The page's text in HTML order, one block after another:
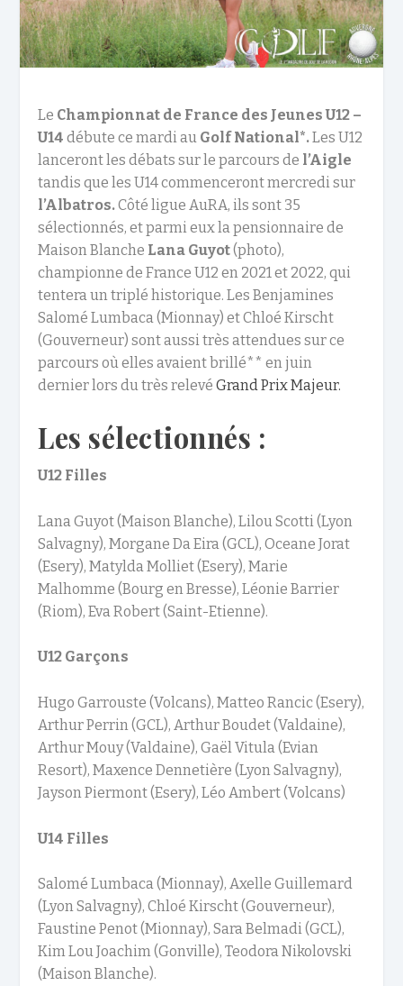
Le Championnat de France des Jeunes U12 –
U14 débute ce mardi au Golf National*.Les U12
lanceront les débats sur le parcours de l’Aigle
tandis que les U14 commenceront mercredi sur
l’Albatros.Côté ligue AuRA, ils sont 35
sélectionnés, et parmi eux la pensionnaire de
Maison Blanche Lana Guyot(photo),
championne de France U12 en 2021 et 2022, qui
tentera un triplé historique. Les Benjamines
Salomé Lumbaca (Mionnay) et Chloé Kirscht
(Gouverneur) sont aussi très attendues sur ce
parcours où elles avaient brillé** en juin
dernier lors du très relevéGrand Prix Majeur.
Les sélectionnés :
U12 Filles
Lana Guyot (Maison Blanche), Lilou Scotti (Lyon
Salvagny), Morgane Da Eira (GCL), Oceane Jorat
(Esery), Matylda Molliet (Esery), Marie
Malhomme (Bourg en Bresse), Léonie Barrier
(Riom), Eva Robert (Saint-Etienne).
U12 Garçons
Hugo Garrouste (Volcans), Matteo Rancic (Esery),
Arthur Perrin (GCL), Arthur Boudet (Valdaine),
Arthur Mouy (Valdaine), Gaël Vitula (Evian
Resort), Maxence Dennetière (Lyon Salvagny),
Jayson Piermont (Esery), Léo Ambert (Volcans)
U14 Filles
Salomé Lumbaca (Mionnay), Axelle Guillemard
(Lyon Salvagny), Chloé Kirscht (Gouverneur),
Faustine Penot (Mionnay), Sara Belmadi (GCL),
Kim Lou Joachim (Gonville), Teodora Nikolovski
(Maison Blanche).